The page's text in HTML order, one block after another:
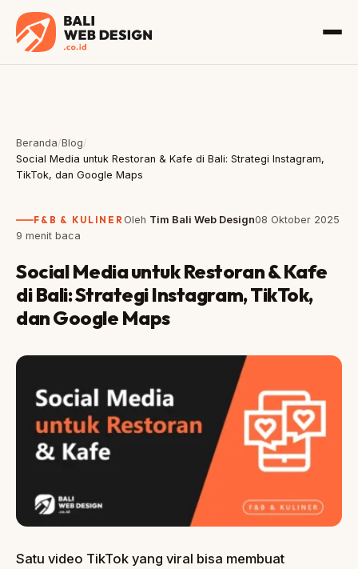
Beranda/Blog/
Social Media untuk Restoran & Kafe di Bali: Strategi Instagram,
TikTok, dan Google Maps
F&B & KULINER Oleh Tim Bali Web Design08 Oktober 2025
9 menit baca
Social Media untuk Restoran & Kafe
di Bali: Strategi Instagram, TikTok,
dan Google Maps
Satu video TikTok yang viral bisa membuat